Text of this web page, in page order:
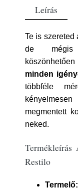
Leírás
Te is szereted
de mégis
minden
többféle
megmentett
neked.
Restilo
Termelő: